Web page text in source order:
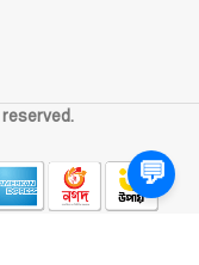
💬